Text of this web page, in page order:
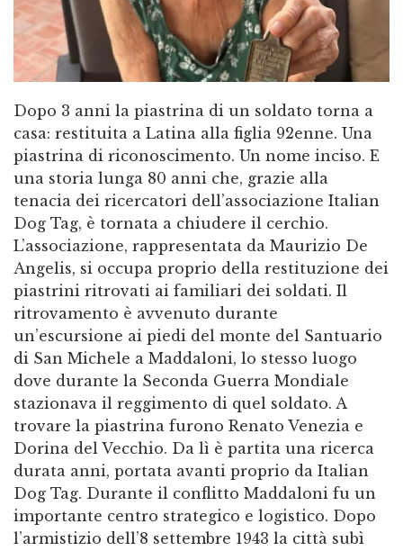
Dopo 3 anni la piastrina di un soldato torna a
casa: restituita a Latina alla figlia 92enne. Una
piastrina di riconoscimento. Un nome inciso. E
una storia lunga 80 anni che, grazie alla
tenacia dei ricercatori dell’associazione Italian
Dog Tag, è tornata a chiudere il cerchio.
L’associazione, rappresentata da Maurizio De
Angelis, si occupa proprio della restituzione dei
piastrini ritrovati ai familiari dei soldati. Il
ritrovamento è avvenuto durante
un’escursione ai piedi del monte del Santuario
di San Michele a Maddaloni, lo stesso luogo
dove durante la Seconda Guerra Mondiale
stazionava il reggimento di quel soldato. A
trovare la piastrina furono Renato Venezia e
Dorina del Vecchio. Da lì è partita una ricerca
durata anni, portata avanti proprio da Italian
Dog Tag. Durante il conflitto Maddaloni fu un
importante centro strategico e logistico. Dopo
l’armistizio dell’8 settembre 1943 la città subì